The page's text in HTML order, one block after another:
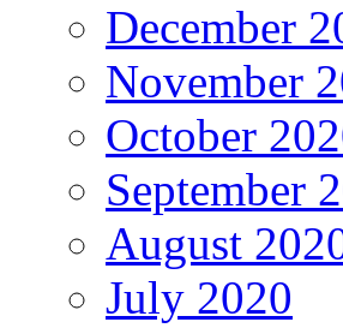
December
November
October
September
August
July 2020